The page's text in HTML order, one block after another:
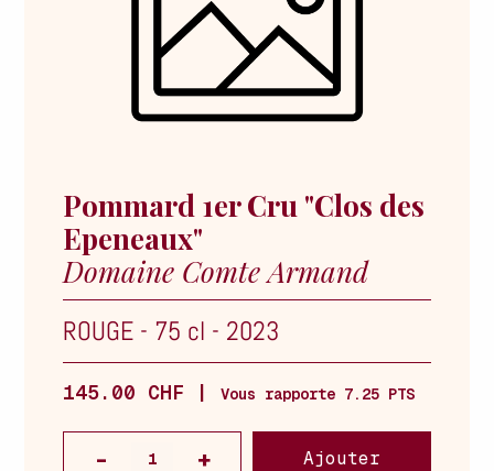
Pommard 1er Cru "Clos des
Epeneaux"
Domaine Comte Armand
ROUGE - 75 cl - 2023
145.00 CHF | Vous rapporte 7.25 PTS
Ajouter